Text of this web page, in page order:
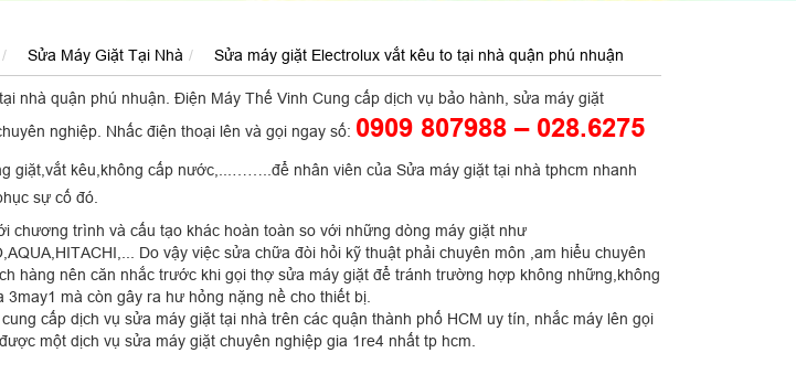
Sửa Máy Giặt Tại Nhà Sửa máy giặt Electrolux vắt kêu to tại nhà quận phú nhuận
nhà quận phú nhuận. Điện Máy Thế Vinh Cung cấp dịch vụ bảo hành, sửa máy giặt
nghiệp. Nhấc điện thoại lên và gọi ngay số: 0909 807988 – 028.6275
giặt,vắt kêu,không cấp nước,...……..để nhân viên của Sửa máy giặt tại nhà tphcm nhanh
sự cố đó.
chương trình và cấu tạo khác hoàn toàn so với những dòng máy giặt như
Do vậy việc sửa chữa đòi hỏi kỹ thuật phải chuyên môn ,am hiểu chuyên
hàng nên căn nhắc trước khi gọi thợ sửa máy giặt để tránh trường hợp không những,không
mà còn gây ra hư hỏng nặng nề cho thiết bị.
cấp dịch vụ sửa máy giặt tại nhà trên các quận thành phố HCM uy tín, nhắc máy lên gọi
một dịch vụ sửa máy giặt chuyên nghiệp gia 1re4 nhất tp hcm.